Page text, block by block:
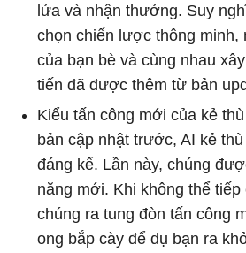
lửa và nhận thưởng. Suy
chọn chiến lược thông minh,
của bạn bè và cùng nhau
tiến đã được thêm từ bản
Kiểu tấn công mới của kẻ
bản cập nhật trước, AI kẻ
đáng kể. Lần này, chúng
năng mới. Khi không thể tiếp
chúng ra tung đòn tấn công
ong bắp cày để dụ bạn ra